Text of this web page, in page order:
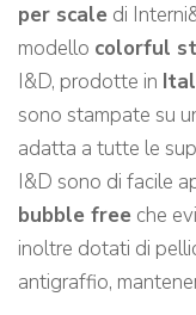
per scale di
modello colorful
I&D, prodotte in
sono stampate su
adatta a tutte le
I&D sono di facile
bubble free che
inoltre dotati di
antigraffio,